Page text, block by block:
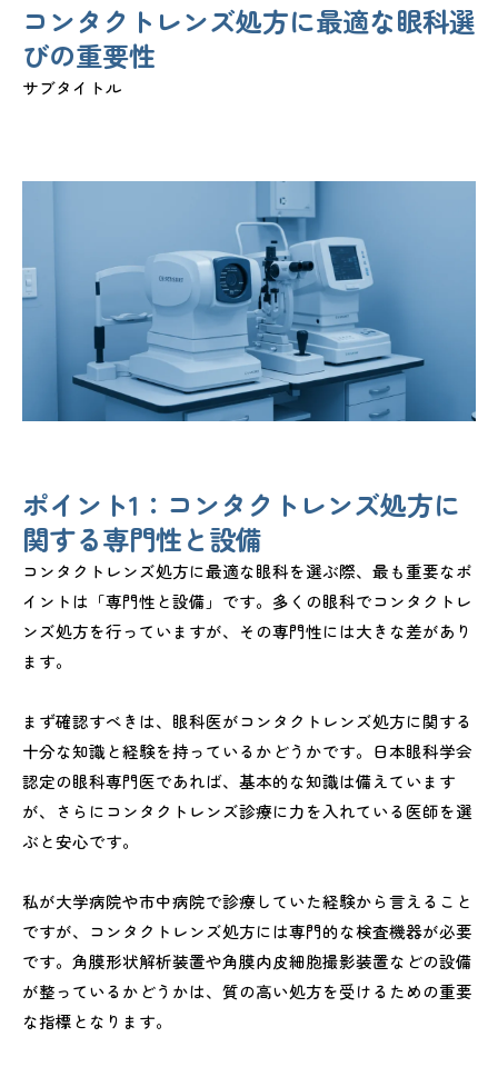
コンタクトレンズ処方に最適な眼科選
びの重要性
サブタイトル
ポイント1：コンタクトレンズ処方に
関する専門性と設備
コンタクトレンズ処方に最適な眼科を選ぶ際、最も重要なポ
イントは「専門性と設備」です。多くの眼科でコンタクトレ
ンズ処方を行っていますが、その専門性には大きな差があり
ます。
まず確認すべきは、眼科医がコンタクトレンズ処方に関する
十分な知識と経験を持っているかどうかです。日本眼科学会
認定の眼科専門医であれば、基本的な知識は備えています
が、さらにコンタクトレンズ診療に力を入れている医師を選
ぶと安心です。
私が大学病院や市中病院で診療していた経験から言えること
ですが、コンタクトレンズ処方には専門的な検査機器が必要
です。角膜形状解析装置や角膜内皮細胞撮影装置などの設備
が整っているかどうかは、質の高い処方を受けるための重要
な指標となります。